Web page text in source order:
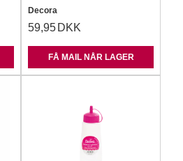
Decora
59,95 DKK
FÅ MAIL NÅR LAGER